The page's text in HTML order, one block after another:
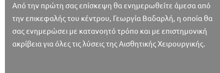
Από την πρώτη σας επίσκεψη θα ενημερωθείτε άμεσα από
την επικεφαλής του κέντρου, Γεωργία Βαδαρλή, η οποία θα
σας ενημερώσει με κατανοητό τρόπο και με επιστημονική
ακρίβεια για όλες τις λύσεις της Αισθητικής Χειρουργικής.